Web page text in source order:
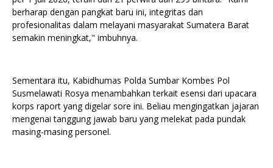
berharap dengan pangkat baru ini, integritas dan
profesionalitas dalam melayani masyarakat Sumatera Barat
semakin meningkat," imbuhnya.
Sementara itu, Kabidhumas Polda Sumbar Kombes Pol
Susmelawati Rosya menambahkan terkait esensi dari upacara
korps raport yang digelar sore ini. Beliau mengingatkan jajaran
mengenai tanggung jawab baru yang melekat pada pundak
masing-masing personel.